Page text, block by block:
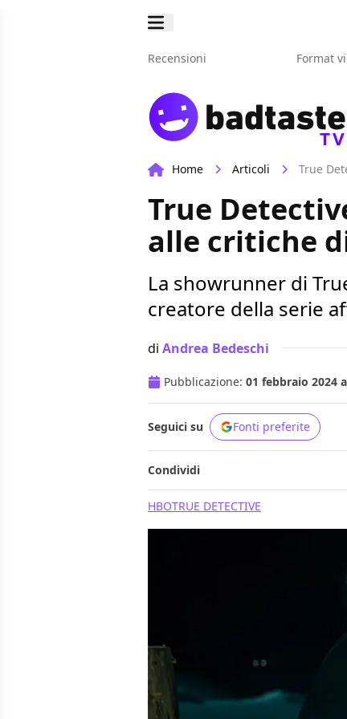
Recensioni Format
TV
Home Articoli True
True
alle critiche
La showrunner di
creatore della serie
di Andrea Bedeschi
Pubblicazione: 01 febbraio 2024
Seguici su Fonti preferite
Condividi
HBOTRUE DETECTIVE